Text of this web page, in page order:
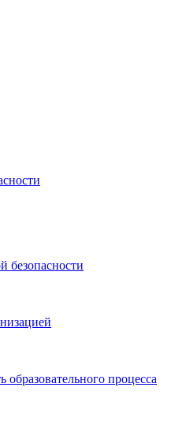
безопасности
процесса